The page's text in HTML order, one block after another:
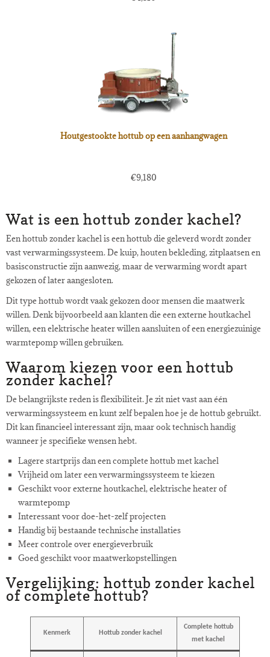
Houtgestookte hottub op een aanhangwagen
€9,180
Wat is een hottub zonder kachel?
Een hottub zonder kachel is een hottub die geleverd wordt zonder
vast verwarmingssysteem. De kuip, houten bekleding, zitplaatsen en
basisconstructie zijn aanwezig, maar de verwarming wordt apart
gekozen of later aangesloten.
Dit type hottub wordt vaak gekozen door mensen die maatwerk
willen. Denk bijvoorbeeld aan klanten die een externe houtkachel
willen, een elektrische heater willen aansluiten of een energiezuinige
warmtepomp willen gebruiken.
Waarom kiezen voor een hottub
zonder kachel?
De belangrijkste reden is flexibiliteit. Je zit niet vast aan één
verwarmingssysteem en kunt zelf bepalen hoe je de hottub gebruikt.
Dit kan financieel interessant zijn, maar ook technisch handig
wanneer je specifieke wensen hebt.
Lagere startprijs dan een complete hottub met kachel
Vrijheid om later een verwarmingssysteem te kiezen
Geschikt voor externe houtkachel, elektrische heater of
warmtepomp
Interessant voor doe-het-zelf projecten
Handig bij bestaande technische installaties
Meer controle over energieverbruik
Goed geschikt voor maatwerkopstellingen
Vergelijking: hottub zonder kachel
of complete hottub?
Kenmerk Hottub zonder kachel
Complete hottub
met kachel